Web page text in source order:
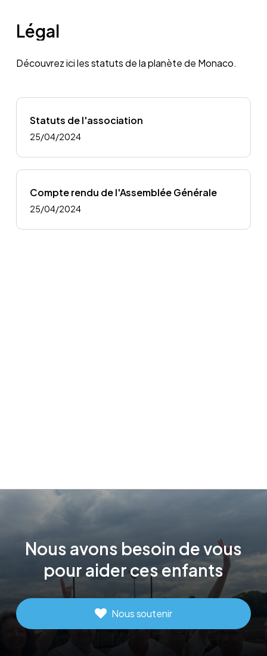
Légal
Découvrez ici les statuts de la planète de Monaco.
Statuts de l'association
25/04/2024
Compte rendu de l'Assemblée Générale
25/04/2024
Nous avons besoin devous
pour aidercesenfants
Nous soutenir